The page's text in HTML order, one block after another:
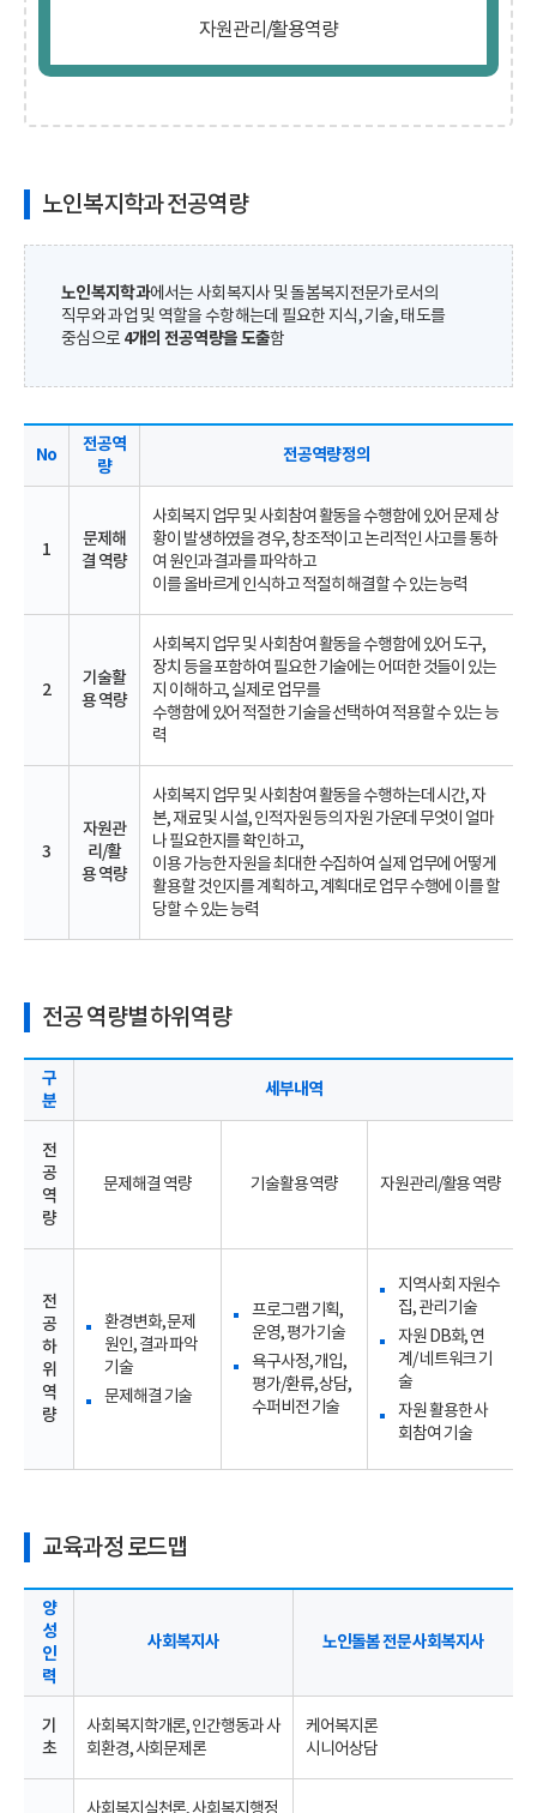
자원관리/활용역량
노인복지학과 전공역량
노인복지학과에서는 사회복지사 및 돌봄복지전문가로서의
직무와 과업 및 역할을 수항해는데 필요한 지식, 기술, 태도를
중심으로4개의 전공역량을 도출함
No
전공역
량
전공역량 정의
1
문제해
결 역량
사회복지 업무 및 사회참여 활동을 수행함에 있어 문제 상
황이 발생하였을 경우, 창조적이고 논리적인 사고를 통하
여 원인과 결과를 파악하고
이를 올바르게 인식하고 적절히 해결할 수 있는 능력
2
기술활
용 역량
사회복지 업무 및 사회참여 활동을 수행함에 있어 도구,
장치 등을 포함하여 필요한 기술에는 어떠한 것들이 있는
지 이해하고, 실제로 업무를
수행함에 있어 적절한 기술을 선택하여 적용할 수 있는 능
력
3
자원관
리/활
용 역량
사회복지 업무 및 사회참여 활동을 수행하는데 시간, 자
본, 재료 및 시설, 인적자원 등의 자원 가운데 무엇이 얼마
나 필요한지를 확인하고,
이용 가능한 자원을 최대한 수집하여 실제 업무에 어떻게
활용할 것인지를 계획하고, 계획대로 업무 수행에 이를 할
당할 수 있는 능력
전공 역량별 하위역량
구
분
세부내역
전
공
역
량
문제해결 역량 기술활용 역량 자원관리/활용 역량
전
공
하
위
역
량
환경변화, 문제
원인, 결과 파악
기술
문제해결 기술
프로그램 기획,
운영, 평가 기술
욕구사정, 개입,
평가/환류, 상담,
수퍼비전 기술
지역사회 자원수
집, 관리 기술
자원 DB화, 연
계/ 네트워크 기
술
자원 활용한 사
회참여 기술
교육과정 로드맵
양
성
인
력
사회복지사 노인돌봄 전문 사회복지사
기
초
사회복지학개론, 인간행동과 사
회환경, 사회문제론
케어복지론
시니어상담
사회복지실천론, 사회복지행정